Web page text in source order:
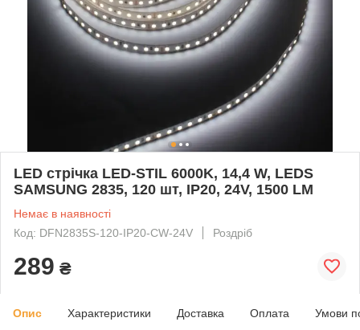
LED стрічка LED-STIL 6000K, 14,4 W, LEDS
SAMSUNG 2835, 120 шт, IP20, 24V, 1500 LM
Немає в наявності
Код: DFN2835S-120-IP20-CW-24V
Роздріб
289 ₴
Опис Характеристики Доставка Оплата Умови